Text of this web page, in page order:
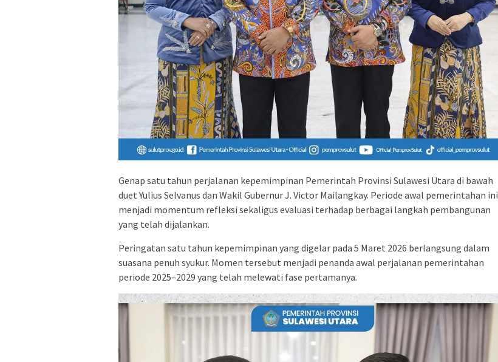
Genap satu tahun perjalanan kepemimpinan Pemerintah Provinsi Sulawesi Utara di bawah
duet Yulius Selvanus dan Wakil Gubernur J. Victor Mailangkay. Periode awal pemerintahan ini
menjadi momentum refleksi sekaligus evaluasi terhadap berbagai langkah pembangunan
yang telah dijalankan.
Peringatan satu tahun kepemimpinan yang digelar pada 5 Maret 2026 berlangsung dalam
suasana penuh syukur. Momen tersebut menjadi penanda awal perjalanan pemerintahan
periode 2025–2029 yang telah melewati fase pertamanya.